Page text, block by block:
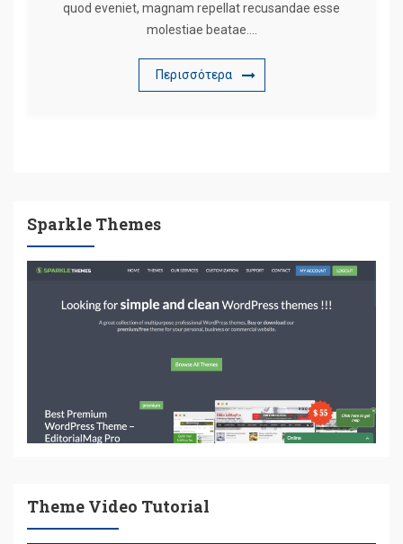
quod eveniet, magnam repellat recusandae esse
molestiae beatae….
Περισσότερα
Sparkle Themes
Theme Video Tutorial